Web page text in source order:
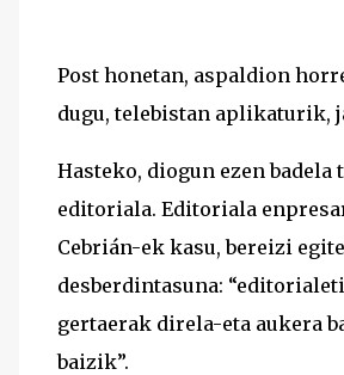
Post honetan, aspaldion
dugu, telebistan aplikaturik,
Hasteko, diogun ezen
editoriala. Editoriala
Cebrián-ek kasu, bereizi
desberdintasuna:
gertaerak direla-eta aukera
baizik”.